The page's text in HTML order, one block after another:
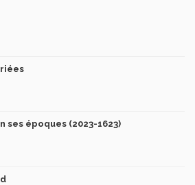
ses époques (2023-1623)